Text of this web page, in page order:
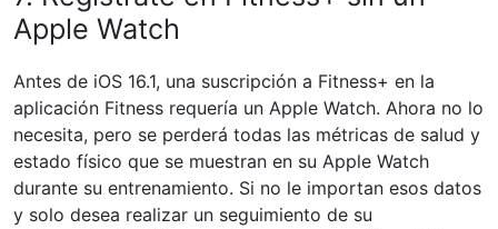
Apple Watch
Antes de iOS 16.1, una suscripción a Fitness+ en la
aplicación Fitness requería un Apple Watch. Ahora no lo
necesita, pero se perderá todas las métricas de salud y
estado físico que se muestran en su Apple Watch
durante su entrenamiento. Si no le importan esos datos
y solo desea realizar un seguimiento de su